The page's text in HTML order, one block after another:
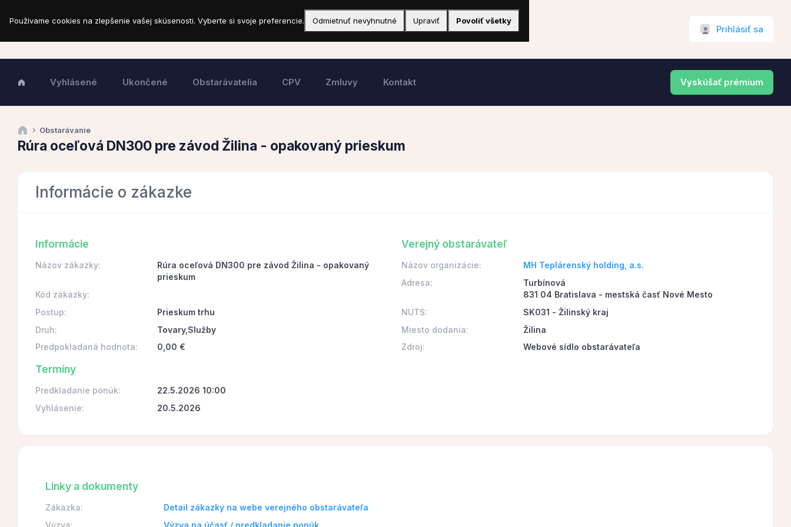
Prihlásiť sa
Vyhlásené Ukončené Obstarávatelia CPV Zmluvy Kontakt Vyskúšať prémium
Obstarávanie
Rúra oceľová DN300 pre závod Žilina - opakovaný prieskum
Informácie o zákazke
Informácie
Názov zákazky:
Rúra oceľová DN300 pre závod Žilina - opakovaný
prieskum
Kód zákazky:
Postup:
Prieskum trhu
Druh:
Tovary,Služby
Predpokladaná hodnota:
0,00 €
Termíny
Predkladanie ponúk:
22.5.2026 10:00
Vyhlásenie:
20.5.2026
Verejný obstarávateľ
Názov organizácie:
MH Teplárenský holding, a.s.
Adresa:
Turbínová
831 04 Bratislava - mestská časť Nové Mesto
NUTS:
SK031 - Žilinský kraj
Miesto dodania:
Žilina
Zdroj:
Webové sídlo obstarávateľa
Linky a dokumenty
Zákazka:
Detail zákazky na webe verejného obstarávateľa
Výzva:
Výzva na účasť / predkladanie ponúk
Používame cookies na zlepšenie vašej skúsenosti. Vyberte si svoje preferencie. Odmietnuť nevyhnutné Upraviť Povoliť všetky